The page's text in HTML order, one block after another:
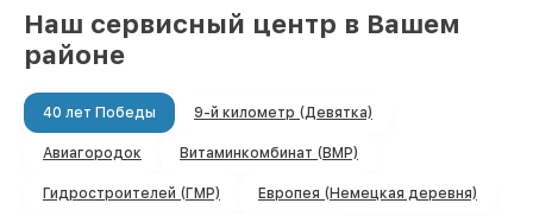
Наш сервисный центр в Вашем
районе
40 лет Победы 9-й километр (Девятка)
Авиагородок Витаминкомбинат (ВМР)
Гидростроителей (ГМР) Европея (Немецкая деревня)